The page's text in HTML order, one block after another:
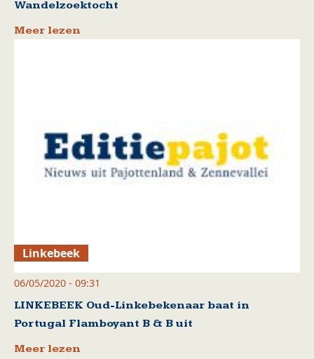
Wandelzoektocht
Meer lezen
Linkebeek
06/05/2020 - 09:31
LINKEBEEK Oud-Linkebekenaar baat in
Portugal Flamboyant B & B uit
Meer lezen